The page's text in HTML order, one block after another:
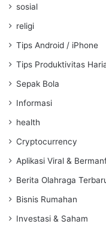
sosial
religi
Tips Android / iPhone
Tips Produktivitas
Sepak Bola
Informasi
health
Cryptocurrency
Aplikasi Viral &
Berita Olahraga
Bisnis Rumahan
Investasi & Saham